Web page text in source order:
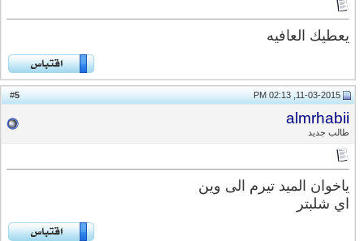
يعطيك العافيه
11-03-2015, 02:13 PM
almrhabii
طالب جديد
ياخوان الميد تيرم الى وين
اي شلبتر